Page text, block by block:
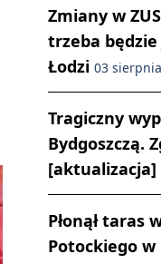
Zmiany w
trzeba będzie
Łodzi 03
Tragiczny
Bydgoszczą.
[aktualizacja]
Płonął taras
Potockiego w